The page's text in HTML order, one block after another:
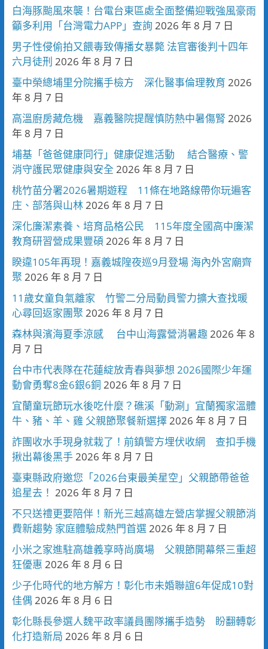
白海豚颱風來襲！台電台東區處全面整備迎戰強風豪雨
籲多利用「台灣電力APP」查詢 2026 年 8 月 7 日
男子性侵偷拍又餵毒致傳播女暴斃 法官審後判十四年
六月徒刑 2026 年 8 月 7 日
臺中榮總埔里分院攜手檢方 深化醫事倫理教育 2026
年 8 月 7 日
高溫廚房藏危機 嘉義醫院提醒慎防熱中暑傷腎 2026
年 8 月 7 日
埔基「爸爸健康同行」健康促進活動 結合醫療、警
消守護民眾健康與安全 2026 年 8 月 7 日
桃竹苗分署2026暑期遊程 11條在地路線帶你玩遍客
庄、部落與山林2026 年 8 月 7 日
深化廉潔素養、培育品格公民 115年度全國高中廉潔
教育研習營成果豐碩 2026 年 8 月 7 日
睽違105年再現！嘉義城隍夜巡9月登場 海內外宮廟齊
聚 2026 年 8 月 7 日
11歲女童負氣離家 竹警二分局動員警力擴大查找暖
心尋回返家團聚 2026 年 8 月 7 日
森林與濱海夏季涼感 台中山海露營消暑趣2026 年 8
月 7 日
台中市代表隊在花蓮綻放青春與夢想 2026國際少年運
動會勇奪8金6銀6銅 2026 年 8 月 7 日
宜蘭童玩節玩水後吃什麼？礁溪「動涮」宜蘭獨家溫體
牛、豬、羊、雞 父親節聚餐新選擇2026 年 8 月 7 日
詐團收水手現身就栽了！前鎮警方埋伏收網 查扣手機
揪出幕後黑手2026 年 8 月 7 日
臺東縣政府邀您「2026台東最美星空」父親節帶爸爸
追星去！ 2026 年 8 月 7 日
不只送禮更要陪伴！新光三越高雄左營店掌握父親節消
費新趨勢 家庭體驗成熱門首選2026 年 8 月 7 日
小米之家進駐高雄義享時尚廣場 父親節開幕祭三重超
狂優惠 2026 年 8 月 6 日
少子化時代的地方解方！彰化市未婚聯誼6年促成10對
佳偶 2026 年 8 月 6 日
彰化縣長參選人魏平政率議員團隊攜手造勢 盼翻轉彰
化打造新局 2026 年 8 月 6 日